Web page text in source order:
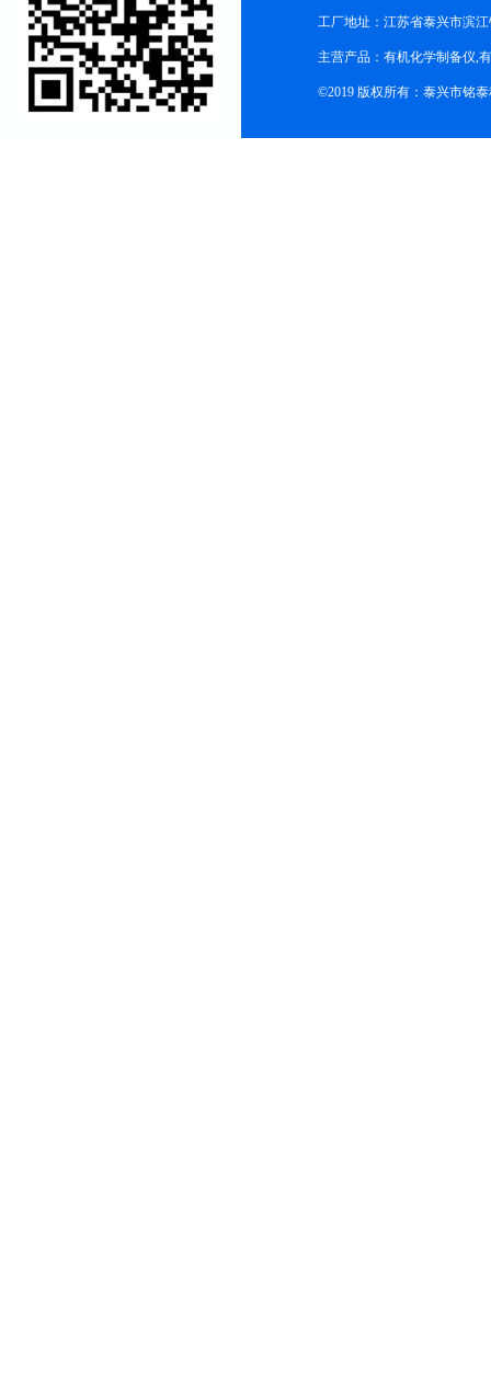
工厂地址：江苏省泰兴市滨
主营产品：有机化学制备仪,
©2019 版权所有：泰兴市铭